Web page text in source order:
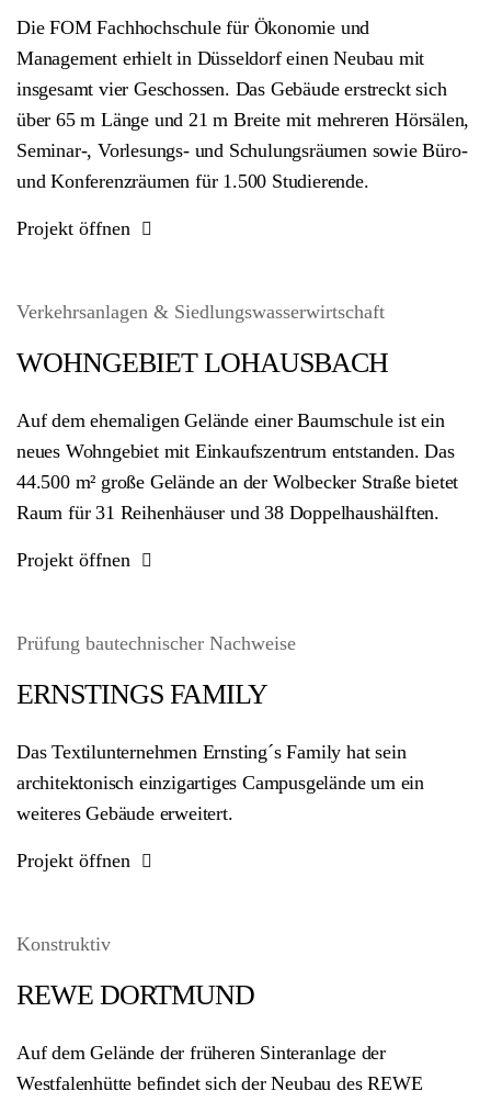
Die FOM Fachhochschule für Ökonomie und
Management erhielt in Düsseldorf einen Neubau mit
insgesamt vier Geschossen. Das Gebäude erstreckt sich
über 65 m Länge und 21 m Breite mit mehreren Hörsälen,
Seminar-, Vorlesungs- und Schulungsräumen sowie Büro-
und Konferenzräumen für 1.500 Studierende.
Projekt öffnen
Verkehrsanlagen & Siedlungswasserwirtschaft
WOHNGEBIET LOHAUSBACH
Auf dem ehemaligen Gelände einer Baumschule ist ein
neues Wohngebiet mit Einkaufszentrum entstanden. Das
44.500 m² große Gelände an der Wolbecker Straße bietet
Raum für 31 Reihenhäuser und 38 Doppelhaushälften.
Projekt öffnen
Prüfung bautechnischer Nachweise
ERNSTINGS FAMILY
Das Textilunternehmen Ernsting´s Family hat sein
architektonisch einzigartiges Campusgelände um ein
weiteres Gebäude erweitert.
Projekt öffnen
Konstruktiv
REWE DORTMUND
Auf dem Gelände der früheren Sinteranlage der
Westfalenhütte befindet sich der Neubau des REWE